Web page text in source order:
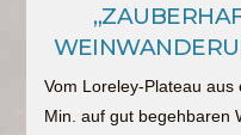
Vom Loreley-Plateau
Min. auf gut begehbaren